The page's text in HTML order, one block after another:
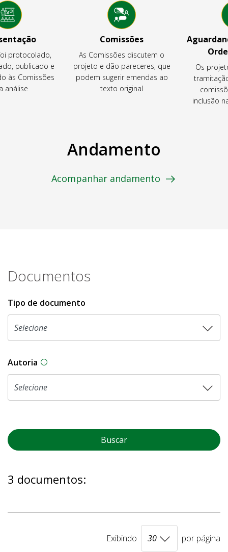
protocolado,
publicado e
às Comissões
análise
Comissões
As Comissões discutem o
projeto e dão pareceres, que
podem sugerir emendas ao
texto original
Os
inclusão
Andamento
Acompanhar andamento
Documentos
Tipo de documento
Autoria As proposições legislativas na CLDF podem
Buscar
3 documentos:
Exibindo por página